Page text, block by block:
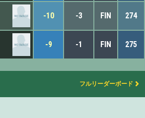
-10 -3 FIN 274
-9 -1 FIN 275
フルリーダーボード